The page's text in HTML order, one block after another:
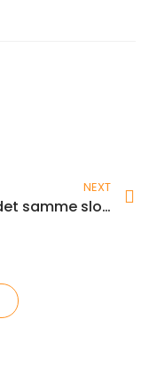
NEXT
Papel det samme slot Power of Gud Megaways »Aparelhamento pragmático